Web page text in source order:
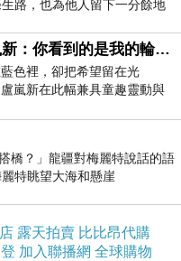
路，也為他人留下一分餘地
當代藝術家盧嵐新：你看到的是我的輪廓，還是你的故事？——藏在藍色裡的希望與光
色裡，卻把希望留在光
嵐新在此幅兼具童趣靈動與
用湛藍的羽翼般色塊包覆著
橋？」龍疆對梅麗特說話的語
特眺望大海和懸崖
露天拍賣 比比昂代購
加入聯播網 全球購物